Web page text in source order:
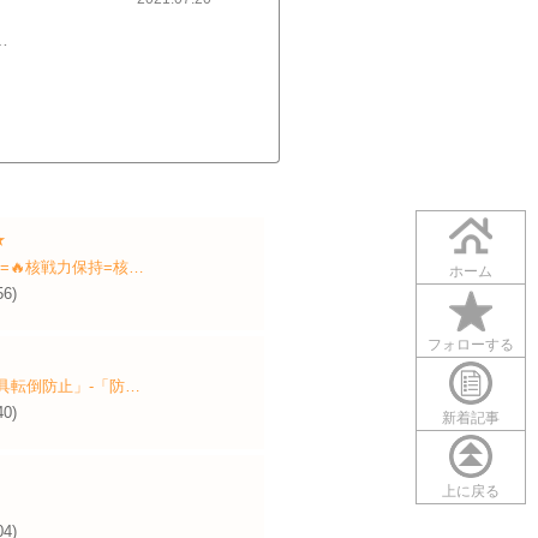
ホーム
フォローする
新着記事
上に戻る
核戦力保持=核…
転倒防止」‐「防…